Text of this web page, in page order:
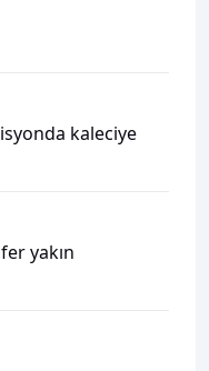
kaleciye
yakın